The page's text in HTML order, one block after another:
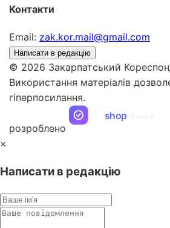
Контакти
Email: zak.kor.mail@gmail.com
Написати в редакцію
© 2026 Закарпатський
Використання матеріалів
гіперпосилання.
розроблено
shop STUDIO
×
Написати в редакцію